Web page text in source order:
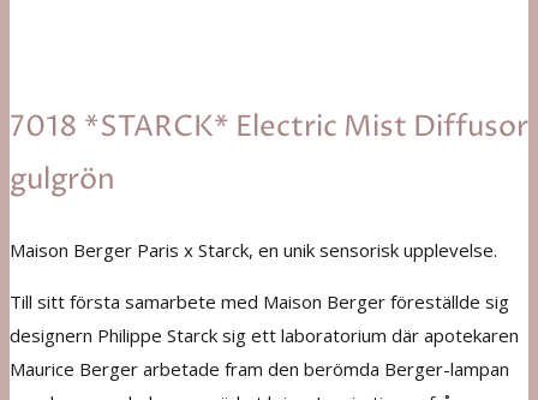
7018 *STARCK* Electric Mist Diffusor
gulgrön
Maison Berger Paris x Starck, en unik sensorisk upplevelse.
Till sitt första samarbete med Maison Berger föreställde sig
designern Philippe Starck sig ett laboratorium där apotekaren
Maurice Berger arbetade fram den berömda Berger-lampan